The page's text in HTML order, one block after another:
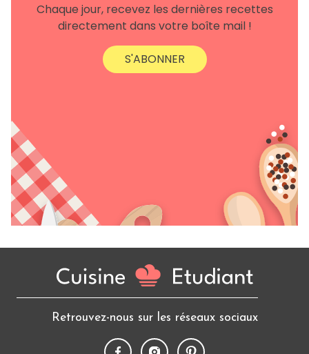
Chaque jour, recevez les dernières recettes
directement dans votre boîte mail !
S'ABONNER
Retrouvez-nous sur les réseaux sociaux